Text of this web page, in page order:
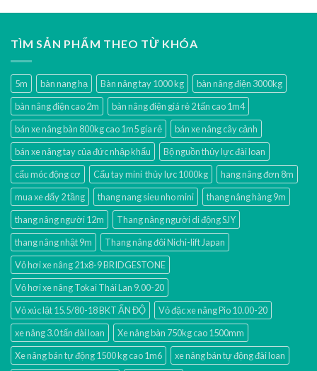
TÌM SẢN PHẨM THEO TỪ KHÓA
5m bàn nang hạ Bàn nâng tay 1000 kg
bàn nâng điện 3000kg
bàn nâng điện cao 2m
bàn nâng điện giá rẻ 2 tấn cao 1m4
bán xe nâng bàn 800kg cao 1m5 gía rẻ
bán xe nâng cây cảnh
bán xe nâng tay của đức nhập khẩu
Bộ nguồn thủy lực đài loan
cẩu móc động cơ
Cẩu tay mini thủy lực 1000kg
hang nâng đơn 8m
mua xe đẩy 2 tầng
thang nang sieu nho mini
thang nâng hàng 9m
thang nâng người 12m
Thang nâng người di động SJY
thang nâng nhật 9m
Thang nâng đôi Nichi-lift Japan
Vỏ hơi xe nâng 21x8-9 BRIDGESTONE
Vỏ hơi xe nâng Tokai Thái Lan 9.00-20
Vỏ xúc lật 15.5/80-18 BKT ẤN ĐỘ
Vỏ đặc xe nâng Pio 10.00-20
xe nâng 3.0 tấn đài loan
Xe nâng bàn 750kg cao 1500mm
Xe nâng bán tự động 1500 kg cao 1m6
xe nâng bán tự động đài loan